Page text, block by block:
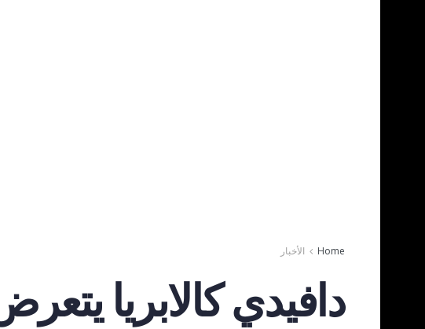
Home الأخبار
دافيدي كالابريا